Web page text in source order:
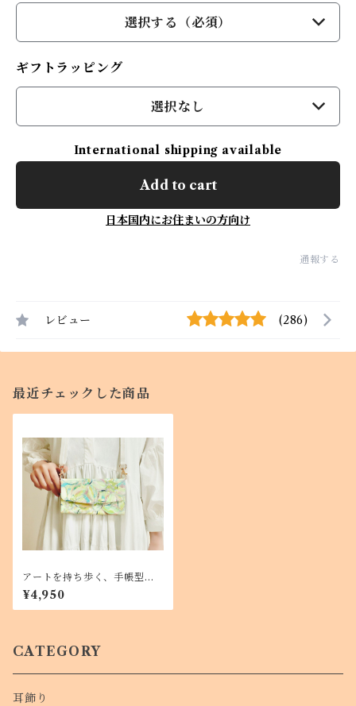
選択する（必須）
ギフトラッピング
選択なし
International shipping available
Add to cart
日本国内にお住まいの方向け
通報する
レビュー (286)
最近チェックした商品
アートを持ち歩く、手帳型ス
マホケースショルダータイ
プ ひまわり iPhone1 Andr
oid対応
¥4,950
CATEGORY
耳飾り